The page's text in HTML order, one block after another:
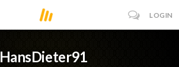
LOGIN
HansDieter91